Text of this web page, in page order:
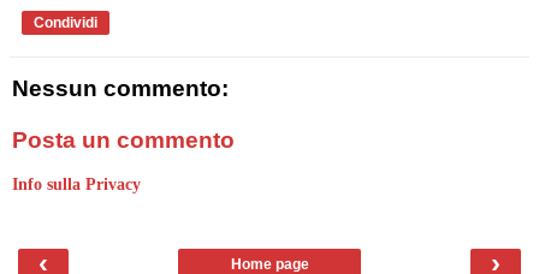
Condividi
Nessun commento:
Posta un commento
Info sulla Privacy
‹ ›
Home page